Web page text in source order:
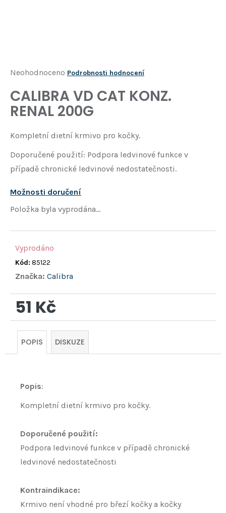
Průměrné
produktu
je
5
hvězdiček.
Neohodnoceno Podrobnosti hodnocení
CALIBRA VD CAT KONZ.
RENAL 200G
Kompletní dietní krmivo pro kočky.
Doporučené použití: Podpora ledvinové funkce v
případě chronické ledvinové nedostatečnosti.
Možnosti doručení
Položka byla vyprodána…
Vyprodáno
Kód: 85122
Značka: Calibra
51 Kč
Měrná
POPIS DISKUZE
Popis:
Kompletní dietní krmivo pro kočky.
Doporučené použití:
Podpora ledvinové funkce v případě chronické
ledvinové nedostatečnosti
Kontraindikace:
Krmivo není vhodné pro březí kočky a kočky
D
o
p
r
u
č
u
e
m
e